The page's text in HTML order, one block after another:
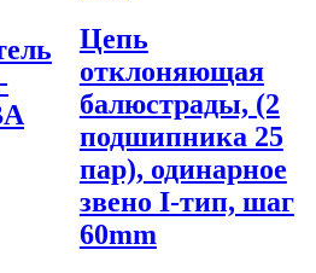
Цепь
отклоняющая
балюстрады, (2
подшипника 25
пар), одинарное
звено I-тип, шаг
60mm